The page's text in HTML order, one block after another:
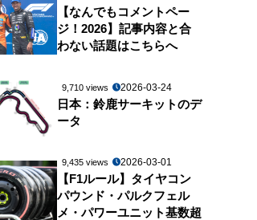
【なんでもコメントペー
ジ！2026】記事内容と合
わない話題はこちらへ
9,710 views 2026-03-24
日本：鈴鹿サーキットのデ
ータ
9,435 views 2026-03-01
【F1ルール】タイヤコン
パウンド・パルクフェル
メ・パワーユニット基数超